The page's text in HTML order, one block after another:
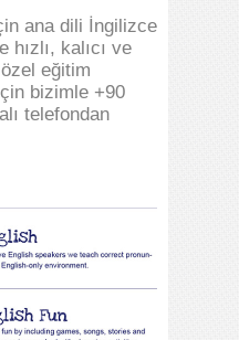
ana dili İngilizce
hızlı, kalıcı ve
eğitim
bizimle +90
telefondan